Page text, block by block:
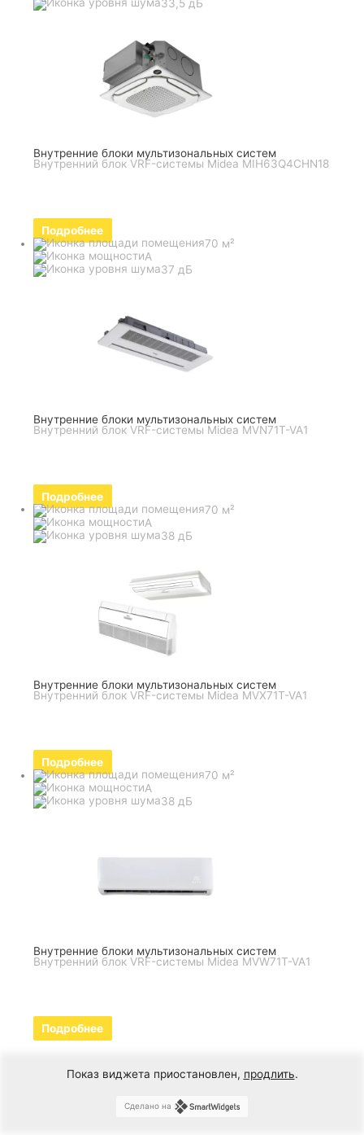
33,5 дБ
Внутренние блоки мультизональных систем
Внутренний блок VRF-системы Midea MIH63Q4CHN18
Подробнее
70 м²
A
37 дБ
Внутренние блоки мультизональных систем
Внутренний блок VRF-системы Midea MVN71T-VA1
Подробнее
70 м²
A
38 дБ
Внутренние блоки мультизональных систем
Внутренний блок VRF-системы Midea MVX71T-VA1
Подробнее
70 м²
A
38 дБ
Внутренние блоки мультизональных систем
Внутренний блок VRF-системы Midea MVW71T-VA1
Подробнее
Показ виджета приостановлен, продлить.
Сделано на